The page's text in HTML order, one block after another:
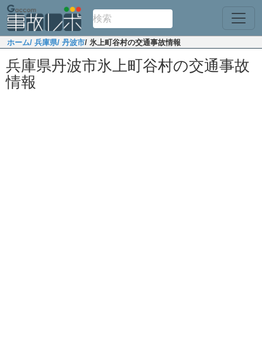
ホーム/ 兵庫県/ 丹波市/ 氷上町谷村の交通事故情報
兵庫県丹波市氷上町谷村の交通事故
情報